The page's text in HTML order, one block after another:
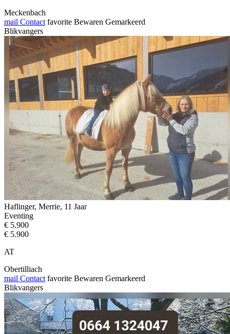
Meckenbach
mail Contact favorite Bewaren Gemarkeerd
Blikvangers
Haflinger, Merrie, 11 Jaar
Eventing
€ 5.900
€ 5.900
AT
Obertilliach
mail Contact favorite Bewaren Gemarkeerd
Blikvangers